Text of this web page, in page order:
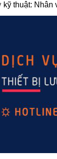
kỹ thuật: Nhân